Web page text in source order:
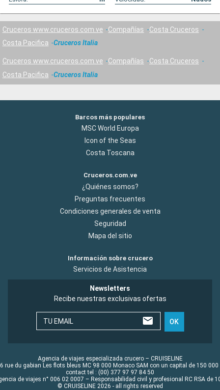
Cruceros www.cruceros.com.ve Compañías
Costa Cruceros
Costa Pacifica
Cruceros Italia
Cruceros www.cruceros.com.ve Compañías
Costa Cruceros
Costa Pacifica
Cruceros Italia
Barcos más populares
MSC World Europa
Icon of the Seas
Costa Toscana
Cruceros.com.ve
¿Quiénes somos?
Preguntas frecuentes
Condiciones generales de venta
Seguridad
Mapa del sitio
Información sobre crucero
Servicios de Asistencia
Newsletters
Recibe nuestras exclusivas ofertas
TU EMAIL OK
Agencia de viajes especializada crucero – CRUISELINE
rue du gabian Les flots bleus MC 98 000 Monaco SAM con un capital de 150 000
contact tel : (00) 377 97 97 84 50
de viajes n° 006 02 0007 – Responsabilidad civil y profesional RC RSA de
© CRUISELINE 2026 - all rights reserved